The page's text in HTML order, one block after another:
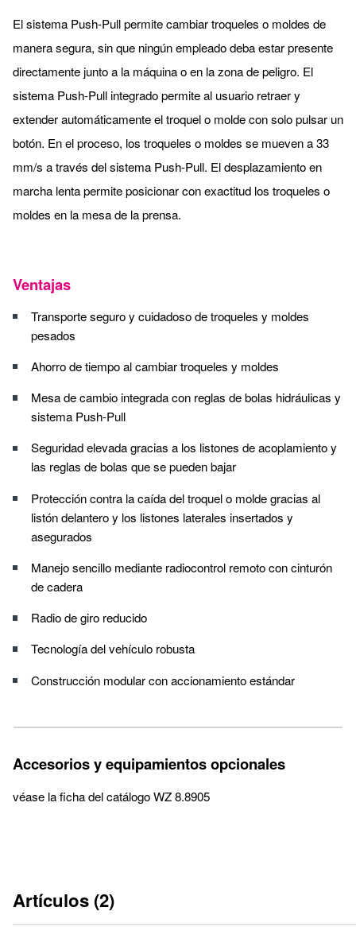
El sistema Push-Pull permite cambiar troqueles o moldes de
manera segura, sin que ningún empleado deba estar presente
directamente junto a la máquina o en la zona de peligro. El
sistema Push-Pull integrado permite al usuario retraer y
extender automáticamente el troquel o molde con solo pulsar un
botón. En el proceso, los troqueles o moldes se mueven a 33
mm/s a través del sistema Push-Pull. El desplazamiento en
marcha lenta permite posicionar con exactitud los troqueles o
moldes en la mesa de la prensa.
Ventajas
Transporte seguro y cuidadoso de troqueles y moldes
pesados
Ahorro de tiempo al cambiar troqueles y moldes
Mesa de cambio integrada con reglas de bolas hidráulicas y
sistema Push-Pull
Seguridad elevada gracias a los listones de acoplamiento y
las reglas de bolas que se pueden bajar
Protección contra la caída del troquel o molde gracias al
listón delantero y los listones laterales insertados y
asegurados
Manejo sencillo mediante radiocontrol remoto con cinturón
de cadera
Radio de giro reducido
Tecnología del vehículo robusta
Construcción modular con accionamiento estándar
Accesorios y equipamientos opcionales
véase la ficha del catálogo WZ 8.8905
Artículos (2)